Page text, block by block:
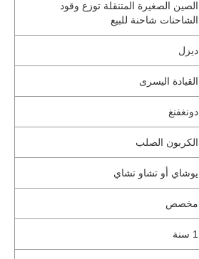
الصين الصغيرة المتنقلة توزع وقود
الشاحنات شاحنة للبيع
ديزل
القيادة اليسرى
دونغفنغ
الكربون الصلب
يوشاي أو تشاو تشاي
مخصص
1 سنة